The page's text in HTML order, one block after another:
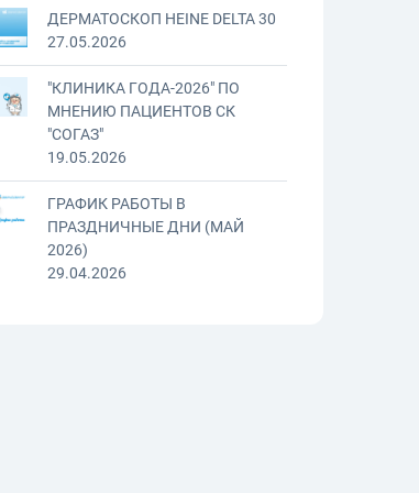
ДЕРМАТОСКОП HEINE DELTA 30
27.05.2026
"КЛИНИКА ГОДА-2026" ПО
МНЕНИЮ ПАЦИЕНТОВ СК
"СОГАЗ"
19.05.2026
ГРАФИК РАБОТЫ В
ПРАЗДНИЧНЫЕ ДНИ (МАЙ
2026)
29.04.2026